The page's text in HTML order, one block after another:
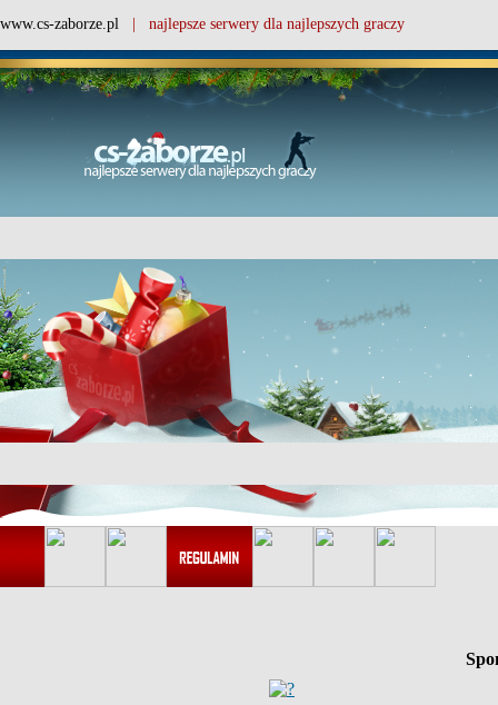
www.cs-zaborze.pl | najlepsze serwery dla najlepszych graczy